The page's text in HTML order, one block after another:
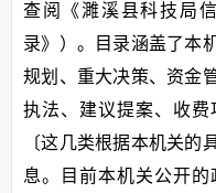
查阅《濉溪县科技局
录》）。目录涵盖了本
规划、重大决策、资金
执法、建议提案、收
〔这几类根据本机关的
息。目前本机关公开的